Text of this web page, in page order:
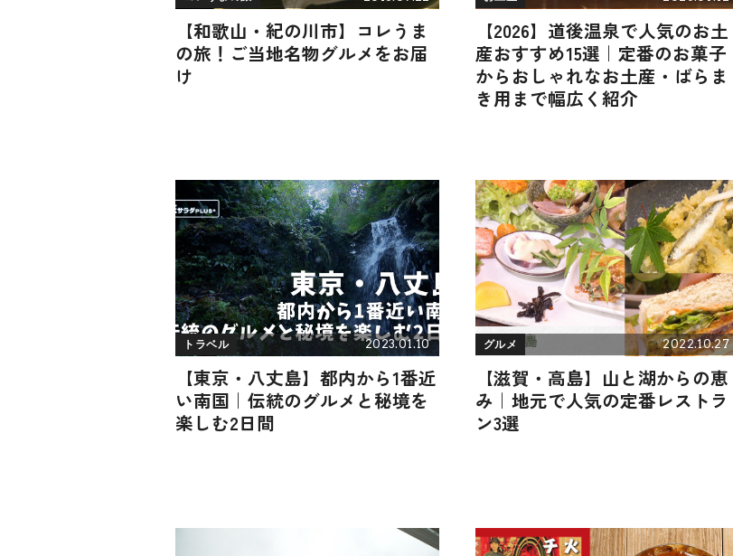
【和歌山・紀の川市】コレうま
の旅！ご当地名物グルメをお届
け
【2026】道後温泉で人気のお土
産おすすめ15選｜定番のお菓子
からおしゃれなお土産・ばらま
き用まで幅広く紹介
トラベル 2023.01.10
【東京・八丈島】都内から1番近
い南国｜伝統のグルメと秘境を
楽しむ2日間
グルメ 2022.10.27
【滋賀・高島】山と湖からの恵
み｜地元で人気の定番レストラ
ン3選